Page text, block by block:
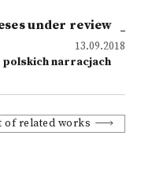
under review
13.09.2018
polskich narracjach
of related works